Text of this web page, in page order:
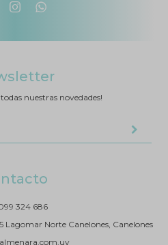
 
324 686
Norte Canelones, Canelones
nuestras novedades!